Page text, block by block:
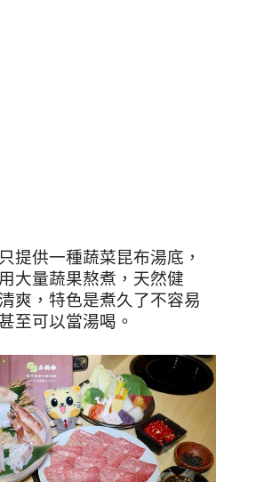
提供一種蔬菜昆布湯底，
大量蔬果熬煮，天然健
爽，特色是煮久了不容易
至可以當湯喝。